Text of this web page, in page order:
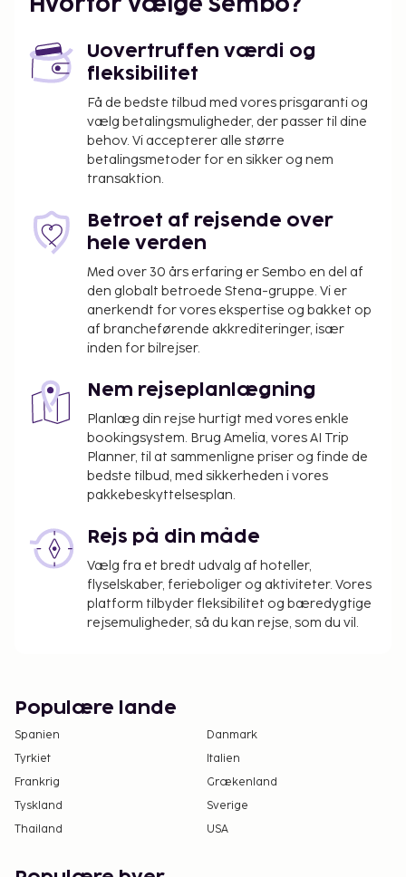
faciliteter, såsom en udendørs pool. Andre
internetadgang, picnicområde og havegrill.
Som følge af nationale reguleringer kan der
ikke overføres mere end 500 EUR i kontanter
på dette overnatningssted. Kontakt
overnatningsstedet via kontaktoplysningerne i
reservationsbekræftelsen for flere oplysninger.
Hvorfor vælge Sembo?
Uovertruffen værdi og
fleksibilitet
Få de bedste tilbud med vores prisgaranti og
vælg betalingsmuligheder, der passer til dine
behov. Vi accepterer alle større
betalingsmetoder for en sikker og nem
transaktion.
Betroet af rejsende over
hele verden
Med over 30 års erfaring er Sembo en del af
den globalt betroede Stena-gruppe. Vi er
anerkendt for vores ekspertise og bakket op
af brancheførende akkrediteringer, især
inden for bilrejser.
Nem rejseplanlægning
Planlæg din rejse hurtigt med vores enkle
bookingsystem. Brug Amelia, vores AI Trip
Planner, til at sammenligne priser og finde de
bedste tilbud, med sikkerheden i vores
pakkebeskyttelsesplan.
Rejs på din måde
Vælg fra et bredt udvalg af hoteller,
flyselskaber, ferieboliger og aktiviteter. Vores
platform tilbyder fleksibilitet og bæredygtige
rejsemuligheder, så du kan rejse, som du vil.
Populære lande
Spanien
Danmark
Tyrkiet
Italien
Frankrig
Grækenland
Tyskland
Sverige
Thailand
USA